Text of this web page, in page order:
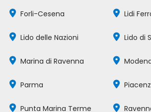
Forli-Cesena Lidi
Lido delle Nazioni Lido di
Marina di Ravenna
Parma
Punta Marina Terme